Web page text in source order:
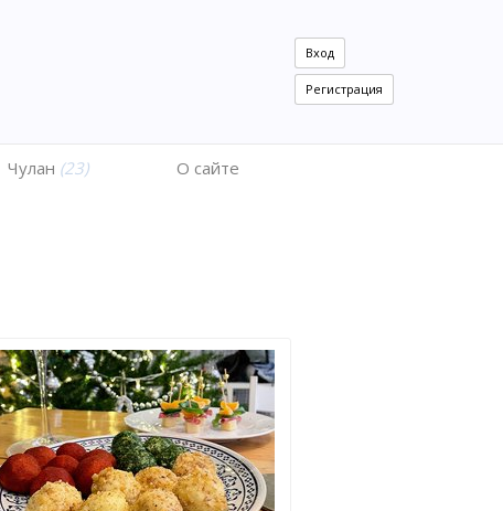
Вход
Регистрация
Чулан (23) О сайте